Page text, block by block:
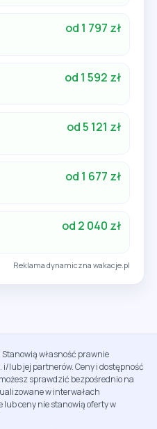
od 1 797 zł
od 1 592 zł
od 5 121 zł
od 1 677 zł
od 2 040 zł
Reklama dynamiczna wakacje.pl
własność prawnie
lub jej partnerów. Ceny i dostępność
sprawdzić bezpośrednio na
w interwałach
ceny nie stanowią oferty w